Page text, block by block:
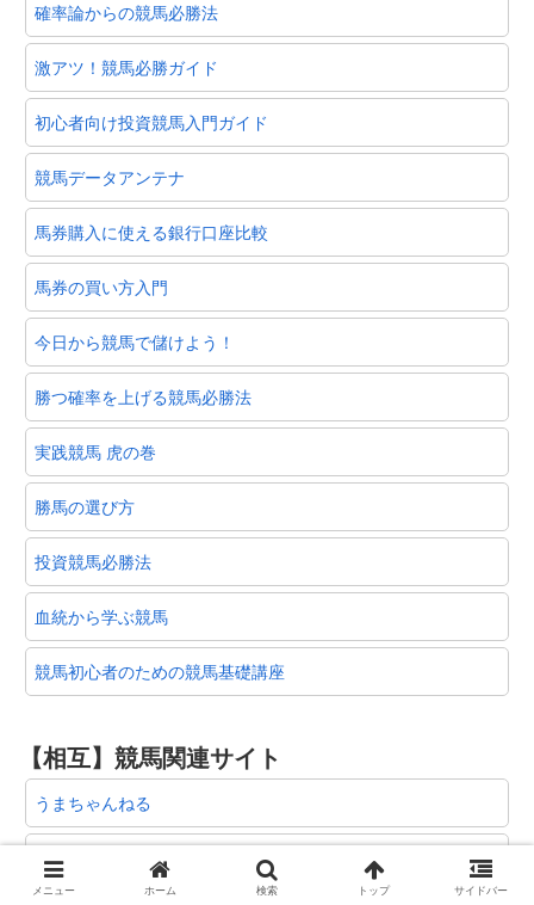
確率論からの競馬必勝法
激アツ！競馬必勝ガイド
初心者向け投資競馬入門ガイド
競馬データアンテナ
馬券購入に使える銀行口座比較
馬券の買い方入門
今日から競馬で儲けよう！
勝つ確率を上げる競馬必勝法
実践競馬 虎の巻
勝馬の選び方
投資競馬必勝法
血統から学ぶ競馬
競馬初心者のための競馬基礎講座
【相互】競馬関連サイト
うまちゃんねる
俺の当たる競馬予想
メニュー ホーム 検索 トップ サイドバー